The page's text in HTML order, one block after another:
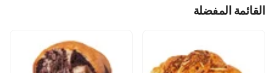
القائمة المفضلة